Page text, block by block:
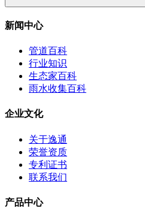
新闻中心
管道百科
行业知识
生态家百科
雨水收集百科
企业文化
关于逸通
荣誉资质
专利证书
联系我们
产品中心